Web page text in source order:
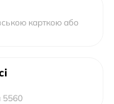
карткою або
5560